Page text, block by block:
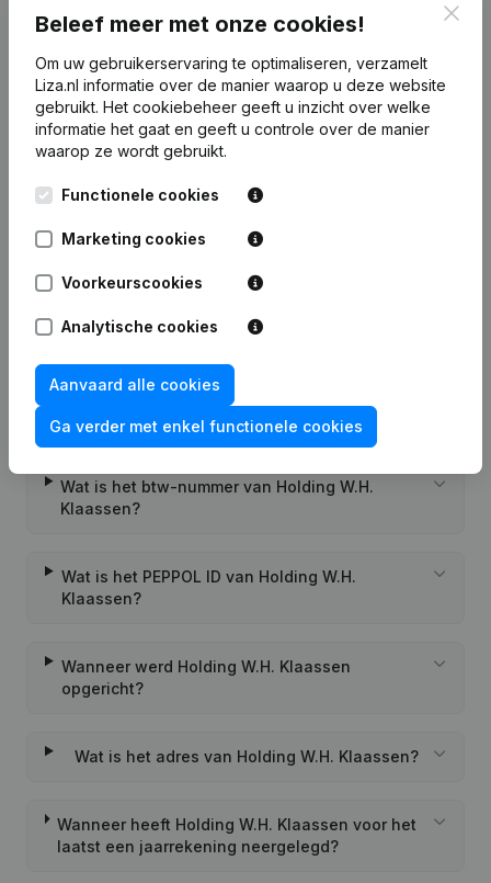
Klaassen
2025 2020 2019 2017
Eigen
vermogen
€-27.818
Personeel 0
Veelgestelde vragen
Wat is het KVK-nummer van Holding W.H.
Klaassen?
Wat is het btw-nummer van Holding W.H.
Klaassen?
Wat is het PEPPOL ID van Holding W.H.
Klaassen?
Wanneer werd Holding W.H. Klaassen
opgericht?
Wat is het adres van Holding W.H. Klaassen?
Wanneer heeft Holding W.H. Klaassen voor het
laatst een jaarrekening neergelegd?
Beleef meer met onze cookies!
Om uw gebruikerservaring te optimaliseren, verzamelt
Liza.nl informatie over de manier waarop u deze website
gebruikt. Het cookiebeheer geeft u inzicht over welke
informatie het gaat en geeft u controle over de manier
waarop ze wordt gebruikt.
Functionele cookies
Marketing cookies
Voorkeurscookies
Analytische cookies
Aanvaard alle cookies
Ga verder met enkel functionele cookies